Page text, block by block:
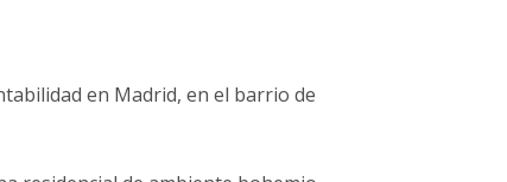
en Madrid, en el barrio de